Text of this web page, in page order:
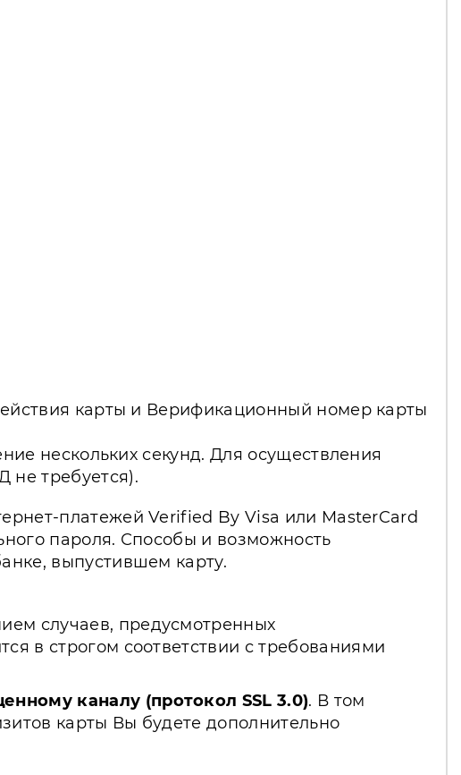
карты и Верификационный номер карты
нескольких секунд. Для осуществления
требуется).
платежей Verified By Visa или MasterCard
пароля. Способы и возможность
выпустившем карту.
случаев, предусмотренных
в строгом соответствии с требованиями
каналу (протокол SSL 3.0). В том
карты Вы будете дополнительно